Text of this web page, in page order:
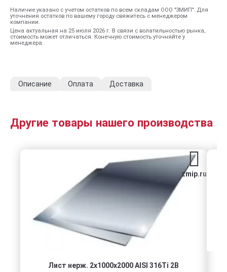
Наличие указано с учетом остатков по всем складам ООО "ЗМИП". Для
уточнения остатков по вашему городу свяжитесь с менеджером
компании.
Цена актуальная на 25 июля 2026 г. В связи с волатильностью рынка,
стоимость может отличаться. Конечную стоимость уточняйте у
менеджера.
Описание Оплата Доставка
Другие товары нашего производства
zmip.ru
Лист нерж. 2х1000х2000 AISI 316Ti 2B